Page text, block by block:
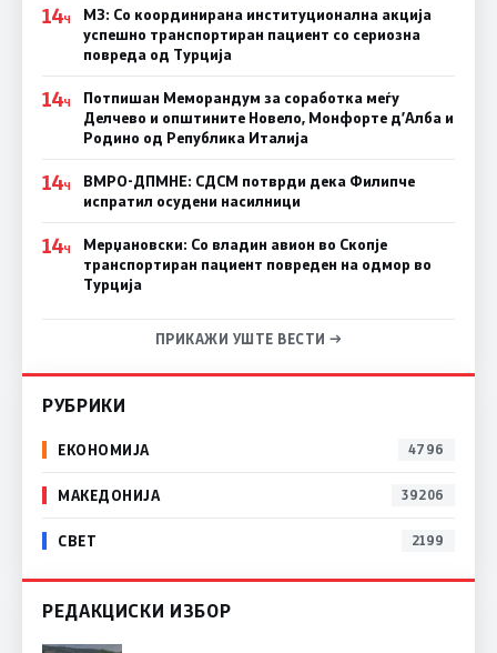
14Ч
МЗ: Со координирана институционална акција
успешно транспортиран пациент со сериозна
повреда од Турција
14Ч
Потпишан Меморандум за соработка меѓу
Делчево и општините Новело, Монфорте д’Алба и
Родино од Република Италија
14Ч
ВМРО-ДПМНЕ: СДСM потврди дека Филипче
испратил осудени насилници
14Ч
Мерџановски: Со владин авион во Скопје
транспортиран пациент повреден на одмор во
Турција
ПРИКАЖИ УШТЕ ВЕСТИ →
РУБРИКИ
ЕКОНОМИЈА 4796
МАКЕДОНИЈА 39206
СВЕТ 2199
РЕДАКЦИСКИ ИЗБОР